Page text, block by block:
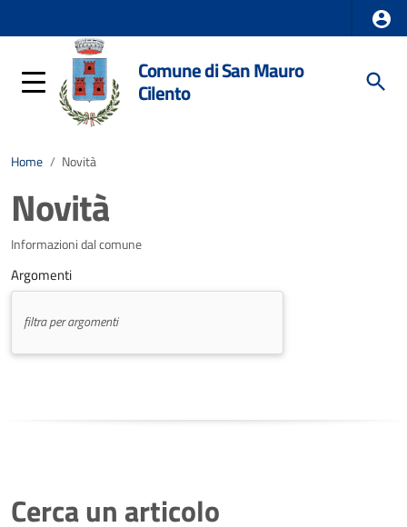
Comune di San Mauro
Cilento
Home / Novità
Novità
Informazioni dal comune
Argomenti
Cerca un articolo